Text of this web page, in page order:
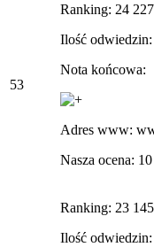
53
Ranking: 24 227
Ilość
Nota końcowa:
Adres www:
Nasza ocena: 10
Ranking: 23 145
Ilość